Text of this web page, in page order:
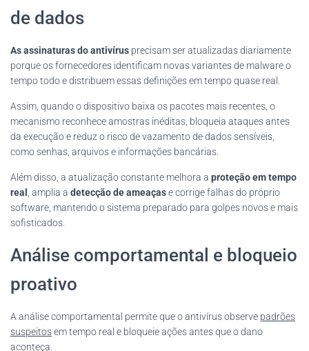
de dados
As assinaturas do antivírus precisam ser atualizadas diariamente
porque os fornecedores identificam novas variantes de malware o
tempo todo e distribuem essas definições em tempo quase real.
Assim, quando o dispositivo baixa os pacotes mais recentes, o
mecanismo reconhece amostras inéditas, bloqueia ataques antes
da execução e reduz o risco de vazamento de dados sensíveis,
como senhas, arquivos e informações bancárias.
Além disso, a atualização constante melhora a proteção em tempo
real
, amplia a detecção de ameaçase corrige falhas do próprio
software, mantendo o sistema preparado para golpes novos e mais
sofisticados.
Análise comportamental e bloqueio
proativo
A análise comportamental permite que o antivírus observe padrões
suspeitosem tempo real e bloqueie ações antes que o dano
aconteça.